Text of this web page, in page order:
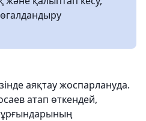
аяқтау жоспарлануда.
атап өткендей,